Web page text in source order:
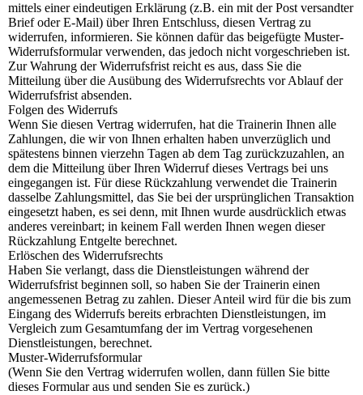
mittels einer eindeutigen Erklärung (z.B. ein mit der Post versandter
Brief oder E-Mail) über Ihren Entschluss, diesen Vertrag zu
widerrufen, informieren. Sie können dafür das beigefügte Muster-
Widerrufsformular verwenden, das jedoch nicht vorgeschrieben ist.
Zur Wahrung der Widerrufsfrist reicht es aus, dass Sie die
Mitteilung über die Ausübung des Widerrufsrechts vor Ablauf der
Widerrufsfrist absenden.
Folgen des Widerrufs
Wenn Sie diesen Vertrag widerrufen, hat die Trainerin Ihnen alle
Zahlungen, die wir von Ihnen erhalten haben unverzüglich und
spätestens binnen vierzehn Tagen ab dem Tag zurückzuzahlen, an
dem die Mitteilung über Ihren Widerruf dieses Vertrags bei uns
eingegangen ist. Für diese Rückzahlung verwendet die Trainerin
dasselbe Zahlungsmittel, das Sie bei der ursprünglichen Transaktion
eingesetzt haben, es sei denn, mit Ihnen wurde ausdrücklich etwas
anderes vereinbart; in keinem Fall werden Ihnen wegen dieser
Rückzahlung Entgelte berechnet.
Erlöschen des Widerrufsrechts
Haben Sie verlangt, dass die Dienstleistungen während der
Widerrufsfrist beginnen soll, so haben Sie der Trainerin einen
angemessenen Betrag zu zahlen. Dieser Anteil wird für die bis zum
Eingang des Widerrufs bereits erbrachten Dienstleistungen, im
Vergleich zum Gesamtumfang der im Vertrag vorgesehenen
Dienstleistungen, berechnet.
Muster-Widerrufsformular
(Wenn Sie den Vertrag widerrufen wollen, dann füllen Sie bitte
dieses Formular aus und senden Sie es zurück.)